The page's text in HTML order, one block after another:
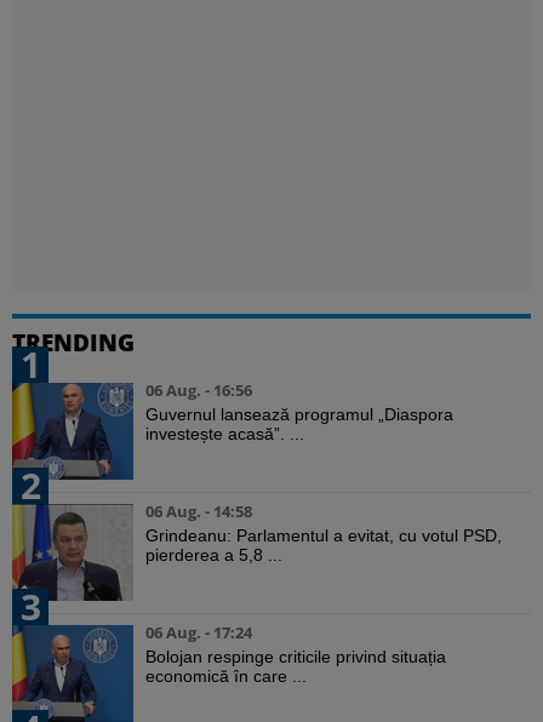
TRENDING
1
06 Aug. - 16:56
Guvernul lansează programul „Diaspora
investește acasă”. ...
2
06 Aug. - 14:58
Grindeanu: Parlamentul a evitat, cu votul PSD,
pierderea a 5,8 ...
3
06 Aug. - 17:24
Bolojan respinge criticile privind situația
economică în care ...